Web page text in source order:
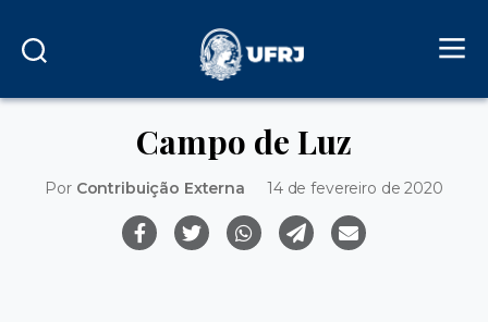
Campo de Luz
Por Contribuição Externa 14 de fevereiro de 2020